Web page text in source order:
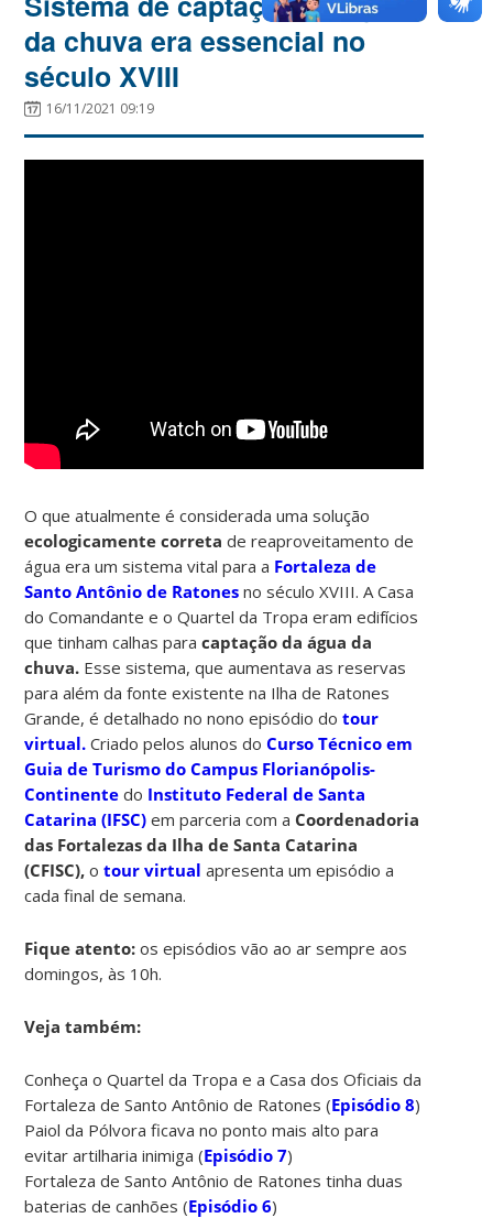
da chuva era essencial no
século XVIII
16/11/2021 09:19
O que atualmente é considerada uma solução
ecologicamente correta de reaproveitamento de
água era um sistema vital para a Fortaleza de
Santo Antônio de Ratones no século XVIII. A Casa
do Comandante e o Quartel da Tropa eram edifícios
que tinham calhas para captação da água da
chuva. Esse sistema, que aumentava as reservas
para além da fonte existente na Ilha de Ratones
Grande, é detalhado no nono episódio dotour
virtual. Criado pelos alunos doCurso Técnico em
Guia de Turismo do Campus Florianópolis-
Continente do Instituto Federal de Santa
Catarina (IFSC) em parceria com a Coordenadoria
das Fortalezas da Ilha de Santa Catarina
(CFISC),otour virtual apresenta um episódio a
cada final de semana.
Fique atento:os episódios vão ao ar sempre aos
domingos, às 10h.
Veja também:
Conheça o Quartel da Tropa e a Casa dos Oficiais da
Fortaleza de Santo Antônio de Ratones (Episódio 8)
Paiol da Pólvora ficava no ponto mais alto para
evitar artilharia inimiga (Episódio 7)
Fortaleza de Santo Antônio de Ratones tinha duas
baterias de canhões (Episódio 6)